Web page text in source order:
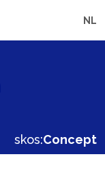
NL
skos:Concept